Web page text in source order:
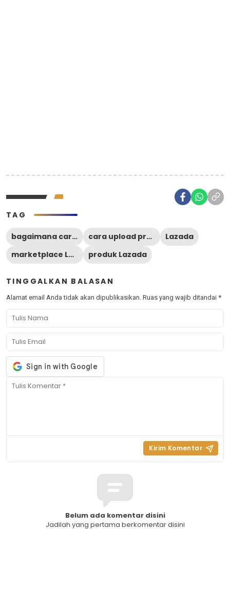
TAG
bagaimana cara upload produk di Lazada lewat hp? cara upload produk di Lazada lewat hp
Lazada
marketplace Lazada
produk Lazada
TINGGALKAN BALASAN
Alamat email Anda tidak akan dipublikasikan. Ruas yang wajib ditandai *
Belum ada komentar disini
Jadilah yang pertama berkomentar disini